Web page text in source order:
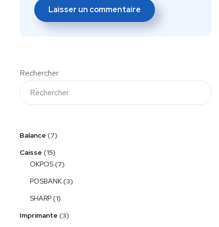
Rechercher
Balance
7
Caisse
15
OKPOS 7
POSBANK 3
SHARP 1
Imprimante
3